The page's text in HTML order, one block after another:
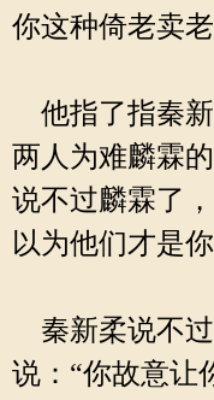
你这种倚老卖
他指了指秦新
两人为难麟霖
说不过麟霖了
以为他们才是
秦新柔说不
说：“你故意让